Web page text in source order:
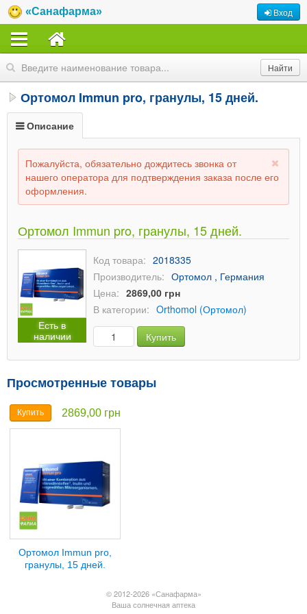
«Санафарма» Вход
Ортомол Immun pro, гранулы, 15 дней.
Описание
Пожалуйста, обязательно дождитесь звонка от
нашего оператора для подтверждения заказа после его
оформления.
Ортомол Immun pro, гранулы, 15 дней.
Есть в
наличии
Код товара: 2018335
Производитель: Ортомол , Германия
Цена: 2869,00 грн
В категории: Orthomol (Ортомол)
Купить
Просмотренные товары
Купить 2869,00 грн
Ортомол Immun pro,
гранулы, 15 дней.
© 2012-2026 «Санафарма»
Ваша солнечная аптека